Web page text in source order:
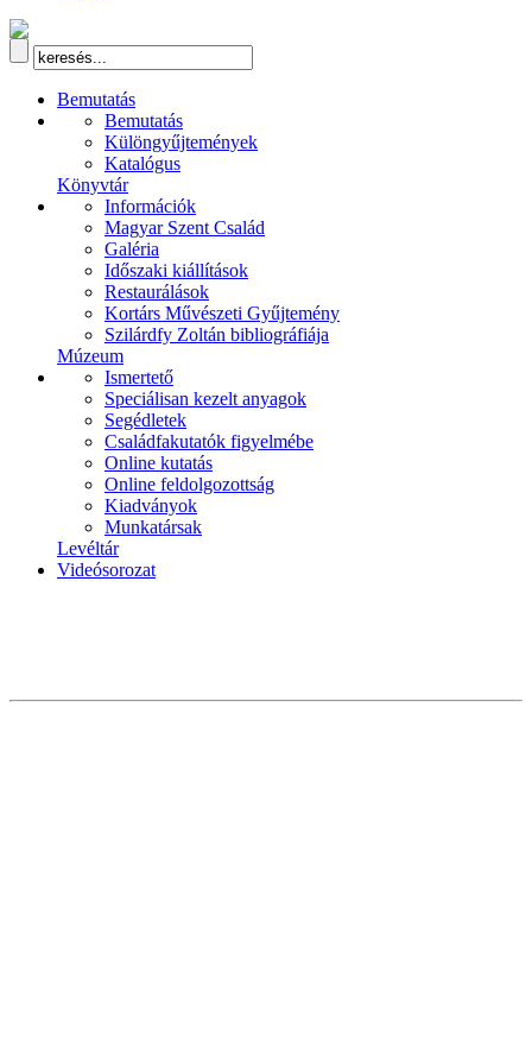
Bemutatás
Bemutatás
Különgyűjtemények
Katalógus
Könyvtár
Információk
Magyar Szent Család
Galéria
Időszaki kiállítások
Restaurálások
Kortárs Művészeti Gyűjtemény
Szilárdfy Zoltán bibliográfiája
Múzeum
Ismertető
Speciálisan kezelt anyagok
Segédletek
Családfakutatók figyelmébe
Online kutatás
Online feldolgozottság
Kiadványok
Munkatársak
Levéltár
Videósorozat